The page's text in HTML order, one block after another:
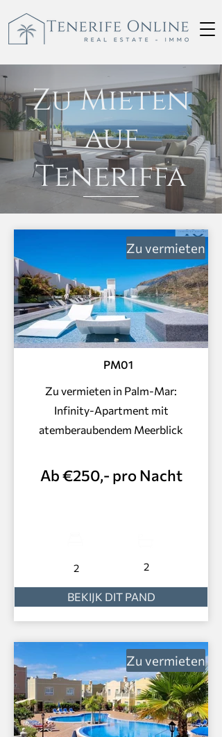
Zu Mieten
auf
Teneriffa
Zu vermieten
PM01
Zu vermieten in Palm-Mar:
Infinity-Apartment mit
atemberaubendem Meerblick
Ab €250,- pro Nacht
2 2
BEKIJK DIT PAND
Zu vermieten